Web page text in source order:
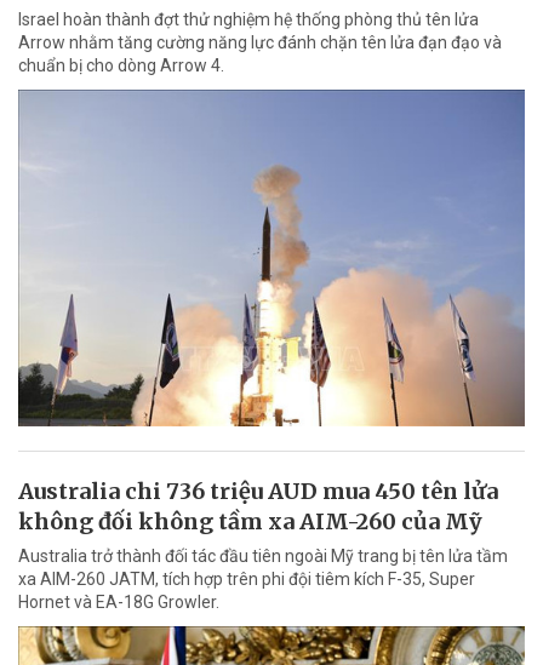
Israel hoàn thành đợt thử nghiệm hệ thống phòng thủ tên lửa
Arrow nhằm tăng cường năng lực đánh chặn tên lửa đạn đạo và
chuẩn bị cho dòng Arrow 4.
Australia chi 736 triệu AUD mua 450 tên lửa
không đối không tầm xa AIM-260 của Mỹ
Australia trở thành đối tác đầu tiên ngoài Mỹ trang bị tên lửa tầm
xa AIM-260 JATM, tích hợp trên phi đội tiêm kích F-35, Super
Hornet và EA-18G Growler.